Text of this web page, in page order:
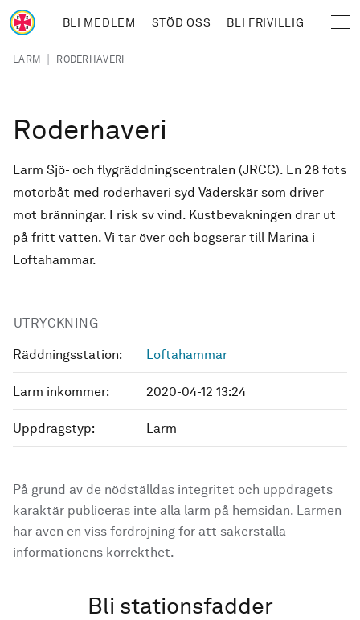
Hoppa till huvudinnehåll
BLI MEDLEM STÖD OSS BLI FRIVILLIG
Länkstig
LARM | RODERHAVERI
Roderhaveri
Larm Sjö- och flygräddningscentralen (JRCC). En 28 fots
motorbåt med roderhaveri syd Väderskär som driver
mot bränningar. Frisk sv vind. Kustbevakningen drar ut
på fritt vatten. Vi tar över och bogserar till Marina i
Loftahammar.
UTRYCKNING
Räddningsstation: Loftahammar
Larm inkommer: 2020-04-12 13:24
Uppdragstyp: Larm
På grund av de nödställdas integritet och uppdragets
karaktär publiceras inte alla larm på hemsidan. Larmen
har även en viss fördröjning för att säkerställa
informationens korrekthet.
Bli stationsfadder